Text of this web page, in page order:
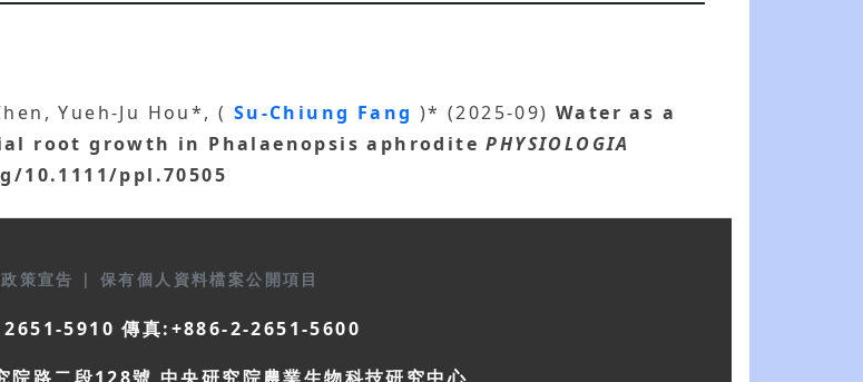
Yueh-Ju Hou*, ( Su-Chiung Fang )* (2025-09)Water as a
root growth in Phalaenopsis aphrodite PHYSIOLOGIA
10.1111/ppl.70505
策宣告 | 保有個人資料檔案公開項目
5910 傳真:+886-2-2651-5600